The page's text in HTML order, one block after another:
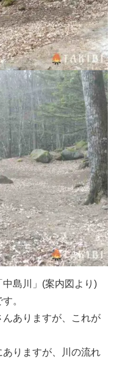
島川」(案内図より)
。
ありますが、これが
りますが、川の流れ